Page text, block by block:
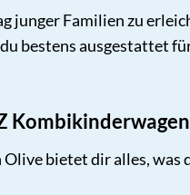
junger Familien zu
bestens ausgestattet
bietet dir alles,